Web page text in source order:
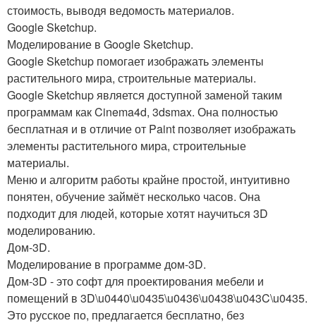
стоимость, выводя ведомость материалов.
Google Sketchup.
Моделирование в Google Sketchup.
Google Sketchup помогает изображать элементы
растительного мира, строительные материалы.
Google Sketchup является доступной заменой таким
программам как Cinema4d, 3dsmax. Она полностью
бесплатная и в отличие от Paint позволяет изображать
элементы растительного мира, строительные
материалы.
Меню и алгоритм работы крайне простой, интуитивно
понятен, обучение займёт несколько часов. Она
подходит для людей, которые хотят научиться 3D
моделированию.
Дом-3D.
Моделирование в программе дом-3D.
Дом-3D - это софт для проектирования мебели и
помещений в 3D\u0440\u0435\u0436\u0438\u043C\u0435.
Это русское по, предлагается бесплатно, без